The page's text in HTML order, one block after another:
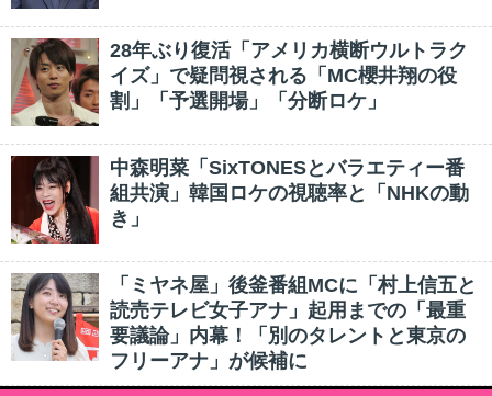
28年ぶり復活「アメリカ横断ウルトラク
イズ」で疑問視される「MC櫻井翔の役
割」「予選開場」「分断ロケ」
中森明菜「SixTONESとバラエティー番
組共演」韓国ロケの視聴率と「NHKの動
き」
「ミヤネ屋」後釜番組MCに「村上信五と
読売テレビ女子アナ」起用までの「最重
要議論」内幕！「別のタレントと東京の
フリーアナ」が候補に